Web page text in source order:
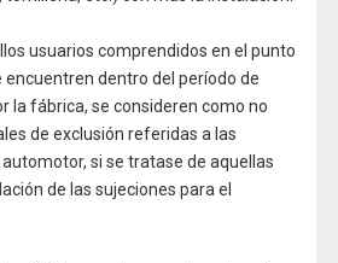
usuarios comprendidos en el punto
encuentren dentro del período de
la fábrica, se consideren como no
de exclusión referidas a las
si se tratase de aquellas
de las sujeciones para el